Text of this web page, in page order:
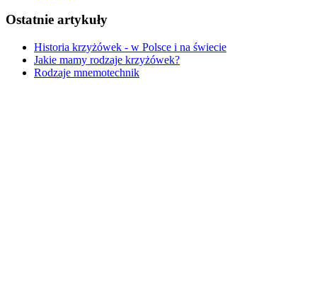
Ostatnie artykuły
Historia krzyżówek - w Polsce i na świecie
Jakie mamy rodzaje krzyżówek?
Rodzaje mnemotechnik